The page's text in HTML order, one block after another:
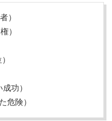
）
）
成功）
危険）